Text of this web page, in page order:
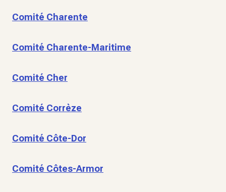
Comité Charente
Comité Charente-Maritime
Comité Cher
Comité Corrèze
Comité Côte-Dor
Comité Côtes-Armor